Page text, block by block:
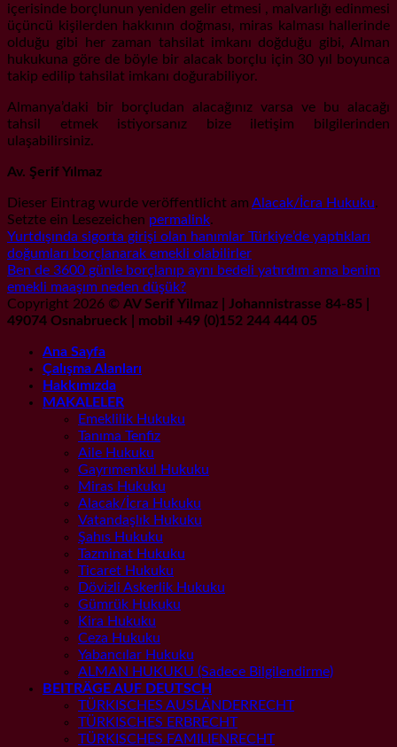
içerisinde borçlunun yeniden gelir etmesi , malvarlığı edinmesi
üçüncü kişilerden hakkının doğması, miras kalması hallerinde
olduğu gibi her zaman tahsilat imkanı doğduğu gibi, Alman
hukukuna göre de böyle bir alacak borçlu için 30 yıl boyunca
takip edilip tahsilat imkanı doğurabiliyor.
Almanya’daki bir borçludan alacağınız varsa ve bu alacağı
tahsil etmek istiyorsanız bize iletişim bilgilerinden
ulaşabilirsiniz.
Av. Şerif Yılmaz
Dieser Eintrag wurde veröffentlicht am Alacak/İcra Hukuku.
Setzte ein Lesezeichen permalink.
Yurtdışında sigorta girişi olan hanımlar Türkiye’de yaptıkları
doğumları borçlanarak emekli olabilirler
Ben de 3600 günle borçlanıp aynı bedeli yatırdım ama benim
emekli maaşım neden düşük?
Copyright 2026 © AV Serif Yilmaz | Johannistrasse 84-85 |
49074 Osnabrueck | mobil +49 (0)152 244 444 05
Ana Sayfa
Çalışma Alanları
Hakkımızda
MAKALELER
Emeklilik Hukuku
Tanıma Tenfiz
Aile Hukuku
Gayrımenkul Hukuku
Miras Hukuku
Alacak/İcra Hukuku
Vatandaşlık Hukuku
Şahıs Hukuku
Tazminat Hukuku
Ticaret Hukuku
Dövizli Askerlik Hukuku
Gümrük Hukuku
Kira Hukuku
Ceza Hukuku
Yabancılar Hukuku
ALMAN HUKUKU (Sadece Bilgilendirme)
BEITRÄGE AUF DEUTSCH
TÜRKISCHES AUSLÄNDERRECHT
TÜRKISCHES ERBRECHT
TÜRKISCHES FAMILIENRECHT